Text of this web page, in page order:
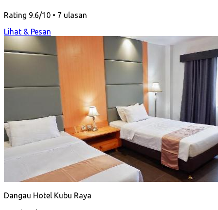
Rating 9.6/10 • 7 ulasan
Lihat & Pesan
Dangau Hotel Kubu Raya